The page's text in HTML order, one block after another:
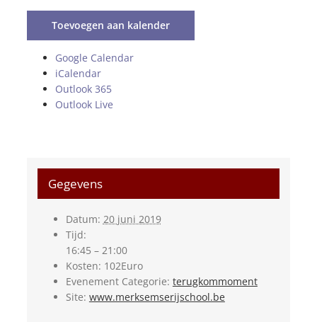
Toevoegen aan kalender
Google Calendar
iCalendar
Outlook 365
Outlook Live
Gegevens
Datum: 20 juni 2019
Tijd:
16:45 – 21:00
Kosten: 102Euro
Evenement Categorie: terugkommoment
Site: www.merksemserijschool.be